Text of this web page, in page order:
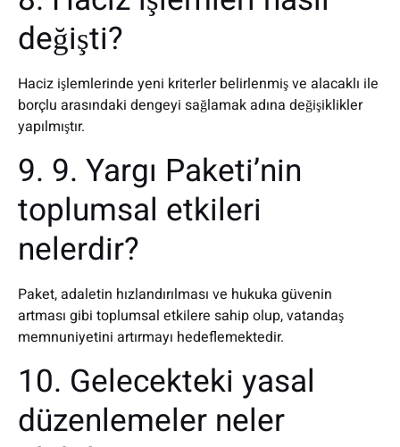
değişti?
Haciz işlemlerinde yeni kriterler belirlenmiş ve alacaklı ile
borçlu arasındaki dengeyi sağlamak adına değişiklikler
yapılmıştır.
9. 9. Yargı Paketi’nin
toplumsal etkileri
nelerdir?
Paket, adaletin hızlandırılması ve hukuka güvenin
artması gibi toplumsal etkilere sahip olup, vatandaş
memnuniyetini artırmayı hedeflemektedir.
10. Gelecekteki yasal
düzenlemeler neler